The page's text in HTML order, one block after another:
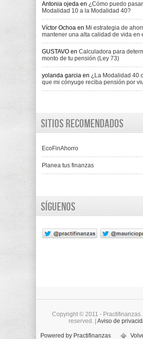
Antonia ojeda en ¿Cómo puedo
Modalidad 10 a la Modalidad 40?
Víctor Ochoa en Mi estrategia de
mantener una alta calidad de vida en
GUSTAVO en Calculadora para
monto de tu pensión (Ley 73)
yolanda garcia en ¿La Modalidad 40
que mi cónyuge reciba pensión por
Sitios recomendados
EcoFinAhorro
Planea tus finanzas
Síguenos
Copyright © 2011 - Practifinanzas.
reserved. | Aviso de
Powered by Practifinanzas